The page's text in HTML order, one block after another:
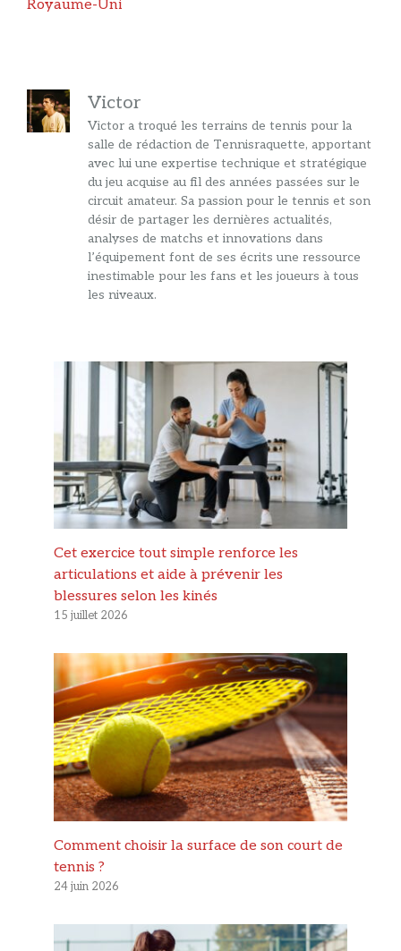
Royaume-Uni
Victor
Victor a troqué les terrains de tennis pour la
salle de rédaction de Tennisraquette, apportant
avec lui une expertise technique et stratégique
du jeu acquise au fil des années passées sur le
circuit amateur. Sa passion pour le tennis et son
désir de partager les dernières actualités,
analyses de matchs et innovations dans
l’équipement font de ses écrits une ressource
inestimable pour les fans et les joueurs à tous
les niveaux.
Cet exercice tout simple renforce les
articulations et aide à prévenir les
blessures selon les kinés
15 juillet 2026
Comment choisir la surface de son court de
tennis ?
24 juin 2026